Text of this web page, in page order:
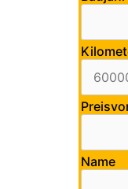
Name